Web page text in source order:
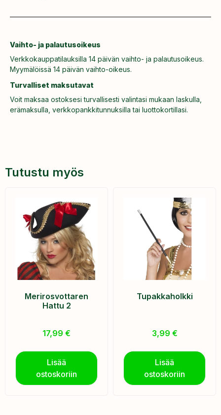
Vaihto- ja palautusoikeus
Verkkokauppatilauksilla 14 päivän vaihto- ja palautusoikeus.
Myymälöissä 14 päivän vaihto-oikeus.
Turvalliset maksutavat
Voit maksaa ostoksesi turvallisesti valintasi mukaan laskulla,
erämaksulla, verkkopankkitunnuksilla tai luottokortillasi.
Tutustu myös
Merirosvottaren
Hattu 2
17,99 €
Lisää
ostoskoriin
Tupakkaholkki
3,99 €
Lisää
ostoskoriin